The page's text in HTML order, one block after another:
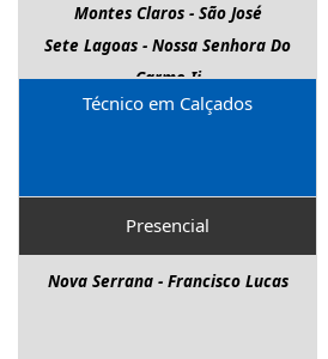
Montes Claros - São José
Sete Lagoas - Nossa Senhora Do
Carmo Ii
Técnico em Calçados
Presencial
Nova Serrana - Francisco Lucas